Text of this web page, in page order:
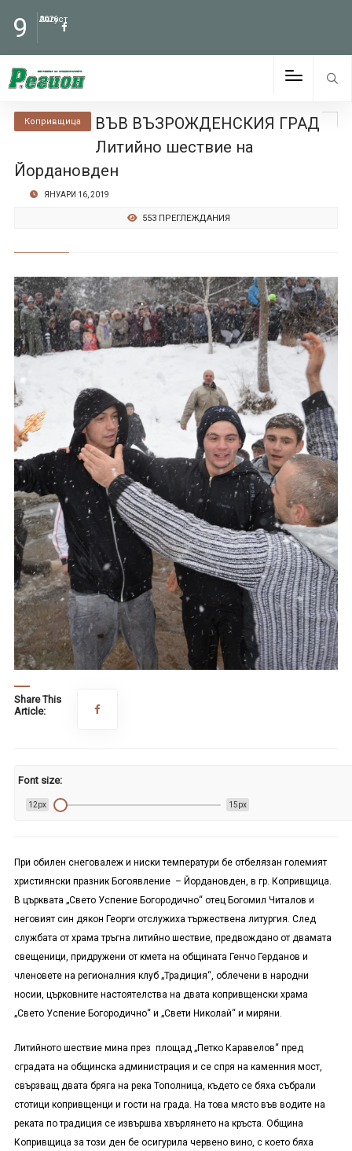
9 Август
2026
Копривщица
ВЪВ ВЪЗРОЖДЕНСКИЯ ГРАД
Литийно шествие на
Йордановден
ЯНУАРИ 16, 2019
553 ПРЕГЛЕЖДАНИЯ
Share This
Article:
Font size:
12px 15px
При обилен снеговалеж и ниски температури бе отбелязан големият
християнски празник Богоявление – Йордановден, в гр. Копривщица.
В църквата „Свето Успение Богородично“ отец Богомил Читалов и
неговият син дякон Георги отслужиха тържествена литургия. След
службата от храма тръгна литийно шествие, предвождано от двамата
свещеници, придружени от кмета на общината Генчо Герданов и
членовете на регионалния клуб „Традиция“, облечени в народни
носии, църковните настоятелства на двата копривщенски храма
„Свето Успение Богородично“ и „Свети Николай“ и миряни.
Литийното шествие мина през площад „Петко Каравелов“ пред
сградата на общинска администрация и се спря на каменния мост,
свързващ двата бряга на река Тополница, където се бяха събрали
стотици копривщенци и гости на града. На това място във водите на
реката по традиция се извършва хвърлянето на кръста. Община
Копривщица за този ден бе осигурила червено вино, с което бяха